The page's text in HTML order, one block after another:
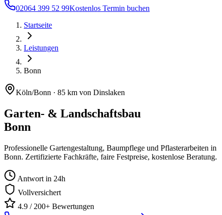
02064 399 52 99Kostenlos Termin buchen
Startseite
Leistungen
Bonn
Köln/Bonn · 85 km von Dinslaken
Garten- & Landschaftsbau
Bonn
Professionelle Gartengestaltung, Baumpflege und Pflasterarbeiten in
Bonn. Zertifizierte Fachkräfte, faire Festpreise, kostenlose Beratung.
Antwort in 24h
Vollversichert
4.9 / 200+ Bewertungen